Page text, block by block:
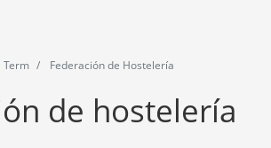
Term Federación de Hostelería
de hostelería